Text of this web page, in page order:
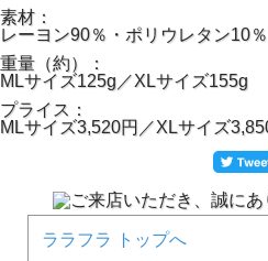
素材：
レーヨン90％・ポリウレタン10％
重量（約）：
MLサイズ125g／XLサイズ155g
プライス：
MLサイズ3,520円／XLサイズ
ララフラ トップへ